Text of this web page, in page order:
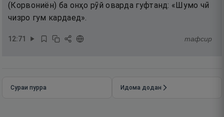
(Корвониён) ба онҳо рӯй оварда гуфтанд: «Шумо чӣ
чизро гум кардаед».
12:71 тафсир
Сураи пурра Идома додан